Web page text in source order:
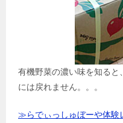
有機野菜の濃い味を知ると
には戻れません。。。
≫らでぃっしゅぼーや体